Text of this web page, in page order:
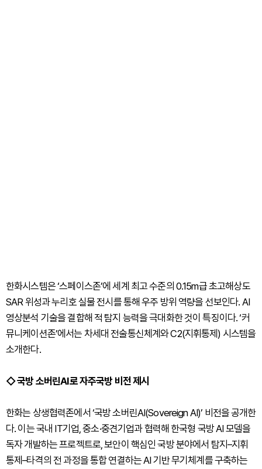
한화시스템은 ‘스페이스존’에 세계 최고 수준의 0.15m급 초고해상도
SAR 위성과 누리호 실물 전시를 통해 우주 방위 역량을 선보인다. AI
영상분석 기술을 결합해 적 탐지 능력을 극대화한 것이 특징이다. ‘커
뮤니케이션존’에서는 차세대 전술통신체계와 C2(지휘통제) 시스템을
소개한다.
◇ 국방 소버린AI로 자주국방 비전 제시
한화는 상생협력존에서 ‘국방 소버린AI(Sovereign AI)’ 비전을 공개한
다. 이는 국내 IT기업, 중소·중견기업과 협력해 한국형 국방 AI 모델을
독자 개발하는 프로젝트로, 보안이 핵심인 국방 분야에서 탐지–지휘
통제–타격의 전 과정을 통합 연결하는 AI 기반 무기체계를 구축하는